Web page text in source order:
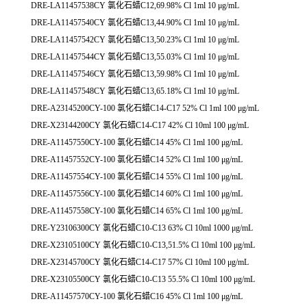
DRE-LA11457538CY 氯化石蜡C12,69.98% Cl 1ml 10 μg/mL
DRE-LA11457540CY 氯化石蜡C13,44.90% Cl 1ml 10 μg/mL
DRE-LA11457542CY 氯化石蜡C13,50.23% Cl 1ml 10 μg/mL
DRE-LA11457544CY 氯化石蜡C13,55.03% Cl 1ml 10 μg/mL
DRE-LA11457546CY 氯化石蜡C13,59.98% Cl 1ml 10 μg/mL
DRE-LA11457548CY 氯化石蜡C13,65.18% Cl 1ml 10 μg/mL
DRE-A23145200CY-100 氯化石蜡C14-C17 52% Cl 1ml 100 μg/mL
DRE-X23144200CY 氯化石蜡C14-C17 42% Cl 10ml 100 μg/mL
DRE-A11457550CY-100 氯化石蜡C14 45% Cl 1ml 100 μg/mL
DRE-A11457552CY-100 氯化石蜡C14 52% Cl 1ml 100 μg/mL
DRE-A11457554CY-100 氯化石蜡C14 55% Cl 1ml 100 μg/mL
DRE-A11457556CY-100 氯化石蜡C14 60% Cl 1ml 100 μg/mL
DRE-A11457558CY-100 氯化石蜡C14 65% Cl 1ml 100 μg/mL
DRE-Y23106300CY 氯化石蜡C10-C13 63% Cl 10ml 1000 μg/mL
DRE-X23105100CY 氯化石蜡C10-C13,51.5% Cl 10ml 100 μg/mL
DRE-X23145700CY 氯化石蜡C14-C17 57% Cl 10ml 100 μg/mL
DRE-X23105500CY 氯化石蜡C10-C13 55.5% Cl 10ml 100 μg/mL
DRE-A11457570CY-100 氯化石蜡C16 45% Cl 1ml 100 μg/mL